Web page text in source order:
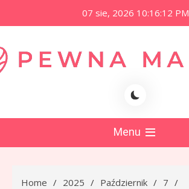
to
07 sie, 2026 10:16:13 PM
Menu
Home 2025 Październik
7